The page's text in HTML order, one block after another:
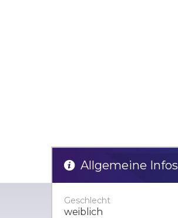
Allgemeine Infos
Geschlecht
weiblich